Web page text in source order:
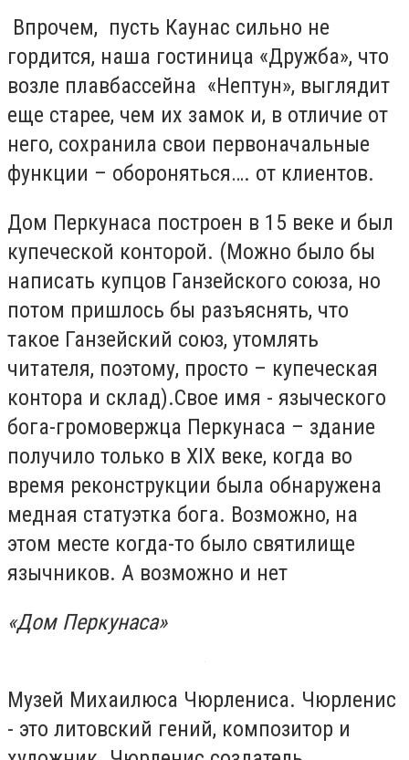
Впрочем, пусть Каунас сильно не
гордится, наша гостиница «Дружба», что
возле плавбассейна «Нептун», выглядит
еще старее, чем их замок и, в отличие от
него, сохранила свои первоначальные
функции – обороняться…. от клиентов.
Дом Перкунаса построен в 15 веке и был
купеческой конторой. (Можно было бы
написать купцов Ганзейского союза, но
потом пришлось бы разъяснять, что
такое Ганзейский союз, утомлять
читателя, поэтому, просто – купеческая
контора и склад).Свое имя - языческого
бога-громовержца Перкунаса – здание
получило только в XIX веке, когда во
время реконструкции была обнаружена
медная статуэтка бога. Возможно, на
этом месте когда-то было святилище
язычников. А возможно и нет
«Дом Перкунаса»
Музей Михаилюса Чюрлениса. Чюрленис
- это литовский гений, композитор и